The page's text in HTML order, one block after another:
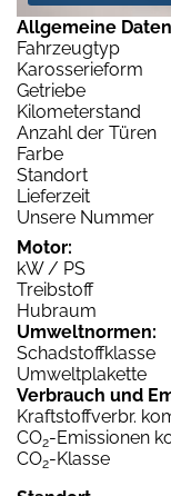
Allgemeine
Fahrzeugtyp
Karosserieform
Getriebe
Kilometerstand
Anzahl der Türen
Farbe
Standort
Lieferzeit
Unsere Nummer
Motor:
kW / PS
Treibstoff
Hubraum
Umweltnormen:
Schadstoffklasse
Umweltplakette
Verbrauch und
Kraftstoffverbr.
CO2-Emissionen
CO2-Klasse